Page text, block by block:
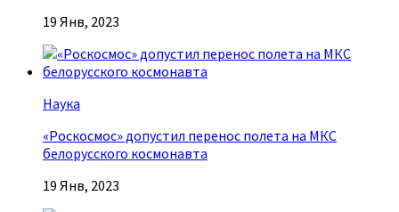
19 Янв, 2023
Наука
«Роскосмос» допустил перенос полета на МКС
белорусского космонавта
19 Янв, 2023